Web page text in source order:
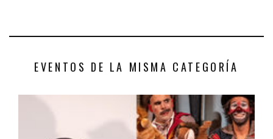
EVENTOS DE LA MISMA CATEGORÍA